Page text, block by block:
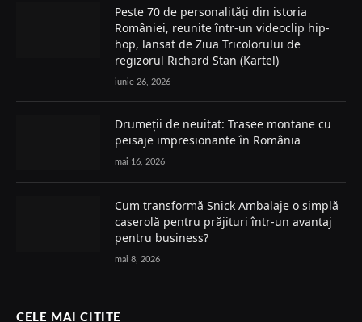
Peste 70 de personalități din istoria
României, reunite într-un videoclip hip-
hop, lansat de Ziua Tricolorului de
regizorul Richard Stan (Kartel)
iunie 26, 2026
Drumeții de neuitat: Trasee montane cu
peisaje impresionante în România
mai 16, 2026
Cum transformă Snick Ambalaje o simplă
caserolă pentru prăjituri într-un avantaj
pentru business?
mai 8, 2026
CELE MAI CITITE